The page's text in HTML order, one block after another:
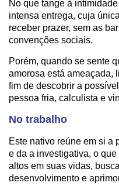
No que tange à
intensa entrega, cuja
receber prazer, sem as
convenções sociais.
Porém, quando se sente
amorosa está ameaçada,
fim de descobrir a
pessoa fria, calculista e
No trabalho
Este nativo reúne em si a
e da a investigativa, o
altos em suas vidas,
desenvolvimento e